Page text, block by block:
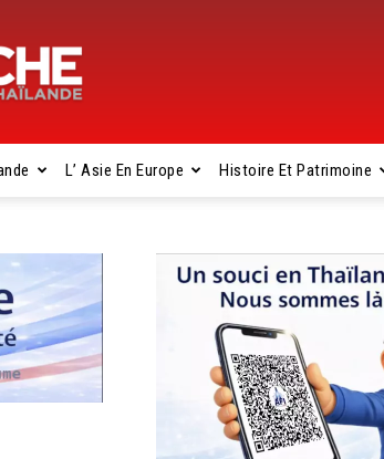
L’ Asie En Europe Histoire Et Patrimoine